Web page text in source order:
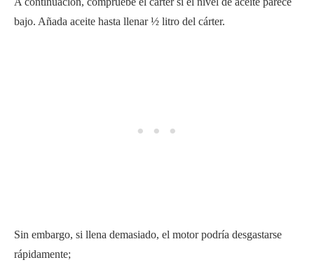
bajo. Añada aceite hasta llenar ½ litro del cárter.
Sin embargo, si llena demasiado, el motor podría desgastarse
rápidamente;